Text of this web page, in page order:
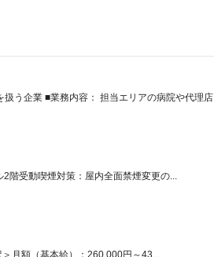
う企業 ■業務内容： 担当エリアの病院や代理店
階受動喫煙対策：屋内全面禁煙変更の...
月額（基本給）：260,000円～43...